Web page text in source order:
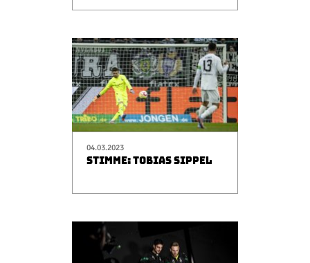
04.03.2023
STIMME: TOBIAS SIPPEL